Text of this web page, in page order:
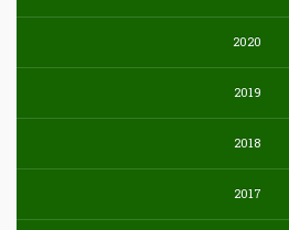
2020
2019
2018
2017